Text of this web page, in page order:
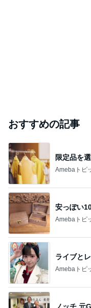
おすすめの記事
限定品を
Amebaトピ
安っぽい
Amebaトピ
ライブと
Amebaトピ
ノッチ 元